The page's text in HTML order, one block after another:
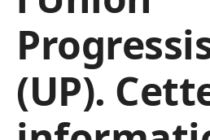
(UP).